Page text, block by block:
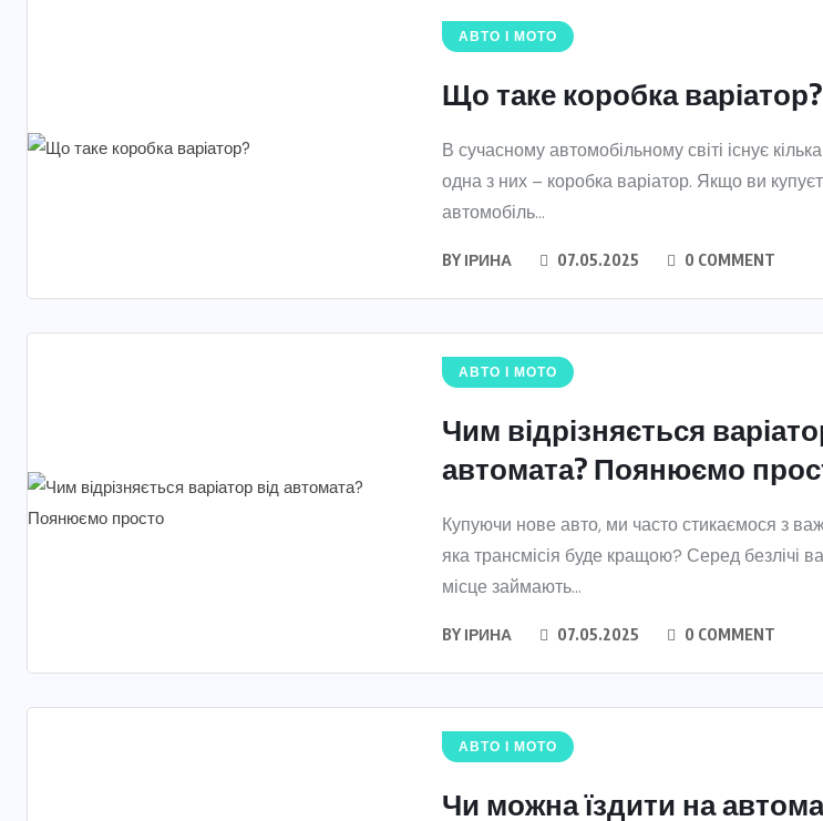
АВТО І МОТО
Що таке коробка варіатор?
В сучасному автомобільному світі існує кілька
одна з них – коробка варіатор. Якщо ви
автомобіль...
BY ІРИНА 07.05.2025 0 COMMENT
АВТО І МОТО
Чим відрізняється
автомата? Поянюємо
Купуючи нове авто, ми часто стикаємося з
яка трансмісія буде кращою? Серед безлічі
місце займають...
BY ІРИНА 07.05.2025 0 COMMENT
АВТО І МОТО
Чи можна їздити на